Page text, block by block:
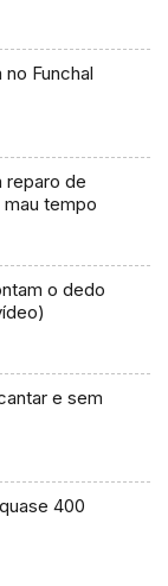
Funchal
reparo de
tempo
o dedo
e sem
400